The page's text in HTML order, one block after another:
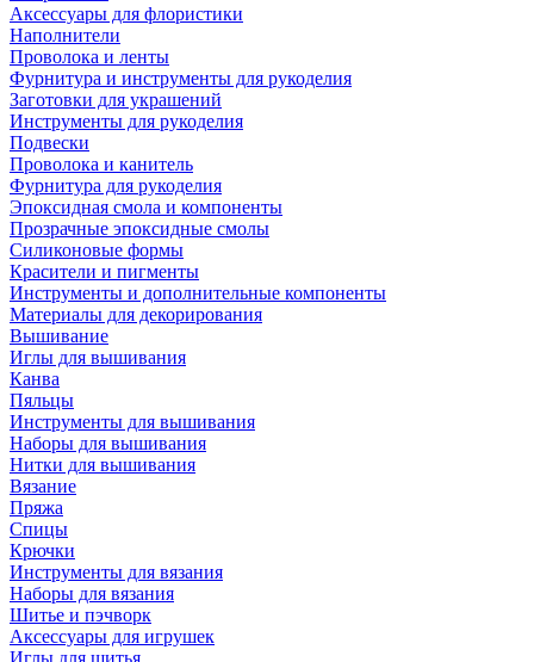
Аксессуары для флористики
Наполнители
Проволока и ленты
Фурнитура и инструменты для рукоделия
Заготовки для украшений
Инструменты для рукоделия
Подвески
Проволока и канитель
Фурнитура для рукоделия
Эпоксидная смола и компоненты
Прозрачные эпоксидные смолы
Силиконовые формы
Красители и пигменты
Инструменты и дополнительные компоненты
Материалы для декорирования
Вышивание
Иглы для вышивания
Канва
Пяльцы
Инструменты для вышивания
Наборы для вышивания
Нитки для вышивания
Вязание
Пряжа
Спицы
Крючки
Инструменты для вязания
Наборы для вязания
Шитье и пэчворк
Аксессуары для игрушек
Иглы для шитья